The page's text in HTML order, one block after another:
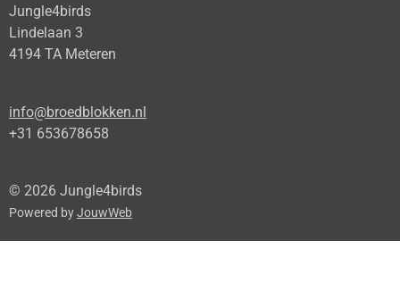
Jungle4birds
Lindelaan 3
4194 TA Meteren
info@broedblokken.nl
+31 653678658
© 2026 Jungle4birds
Powered byJouwWeb